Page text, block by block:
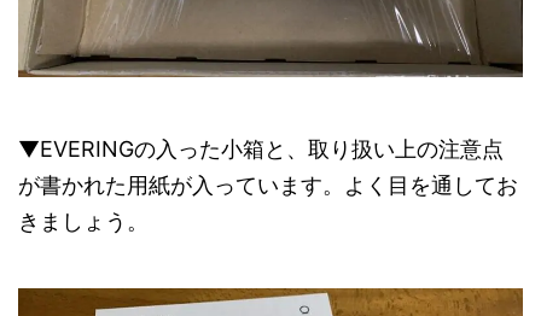
▼EVERINGの入った小箱と、取り扱い上の注意点
が書かれた用紙が入っています。よく目を通してお
きましょう。